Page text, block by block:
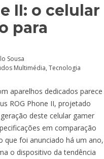
II: o celular
para
Sousa
Multimédia, Tecnologia
aparelhos dedicados parece
ROG Phone II, projetado
deste celular gamer
em comparação
que foi anunciado há um ano,
o dispositivo da tendência